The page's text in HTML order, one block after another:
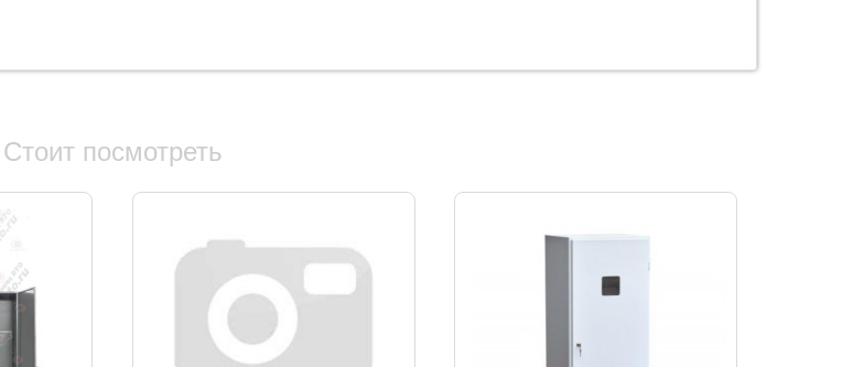
Стоит посмотреть